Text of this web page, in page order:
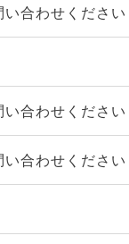
合わせください
合わせください
合わせください